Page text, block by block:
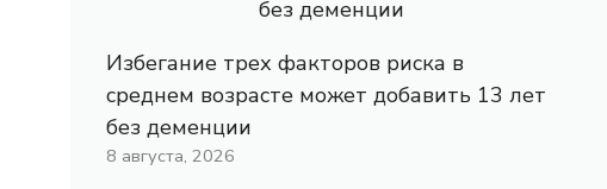
Избегание трех факторов риска в
среднем возрасте может добавить 13 лет
без деменции
8 августа, 2026